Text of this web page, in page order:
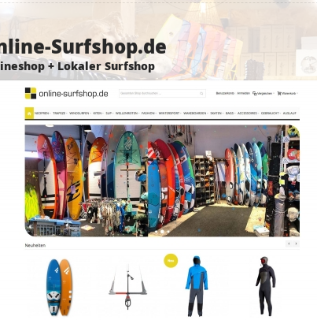
Surfshop.de
+ Lokaler Surfshop